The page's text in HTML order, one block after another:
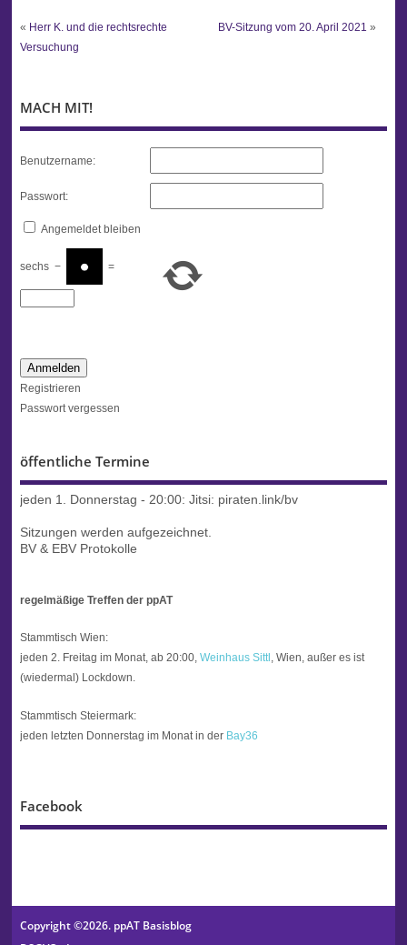
« Herr K. und die rechtsrechte
Versuchung
BV-Sitzung vom 20. April 2021 »
MACH MIT!
Benutzername:
Passwort:
Angemeldet bleiben
sechs − =
Anmelden
Registrieren
Passwort vergessen
öffentliche Termine
jeden 1. Donnerstag - 20:00: Jitsi: piraten.link/bv
Sitzungen werden aufgezeichnet.
BV & EBV Protokolle
regelmäßige Treffen der ppAT
Stammtisch Wien:
jeden 2. Freitag im Monat, ab 20:00, Weinhaus Sittl , Wien, außer es ist
(wiedermal) Lockdown.
Stammtisch Steiermark:
jeden letzten Donnerstag im Monat in der Bay36
Facebook
Copyright ©2026. ppAT Basisblog